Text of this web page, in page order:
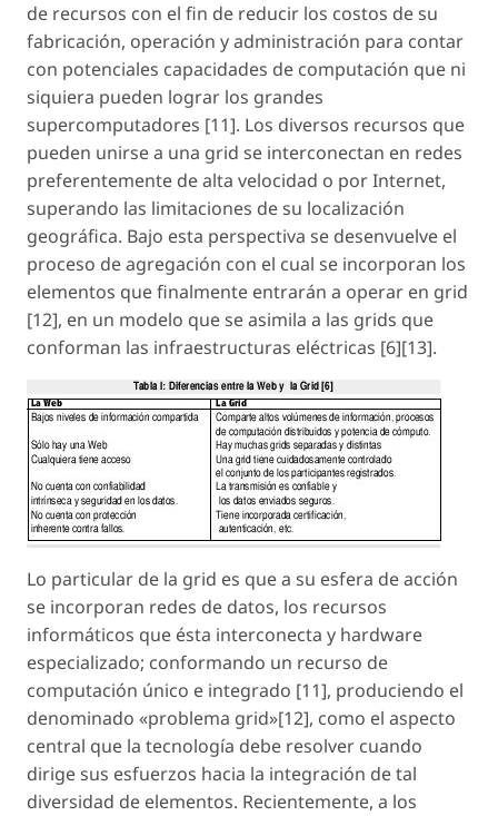
de recursos con el fin de reducir los costos de su
fabricación, operación y administración para contar
con potenciales capacidades de computación que ni
siquiera pueden lograr los grandes
supercomputadores [11]. Los diversos recursos que
pueden unirse a una grid se interconectan en redes
preferentemente de alta velocidad o por Internet,
superando las limitaciones de su localización
geográfica. Bajo esta perspectiva se desenvuelve el
proceso de agregación con el cual se incorporan los
elementos que finalmente entrarán a operar en grid
[12], en un modelo que se asimila a las grids que
conforman las infraestructuras eléctricas [6][13].
Lo particular de la grid es que a su esfera de acción
se incorporan redes de datos, los recursos
informáticos que ésta interconecta y hardware
especializado; conformando un recurso de
computación único e integrado [11], produciendo el
denominado «problema grid»[12], como el aspecto
central que la tecnología debe resolver cuando
dirige sus esfuerzos hacia la integración de tal
diversidad de elementos. Recientemente, a los